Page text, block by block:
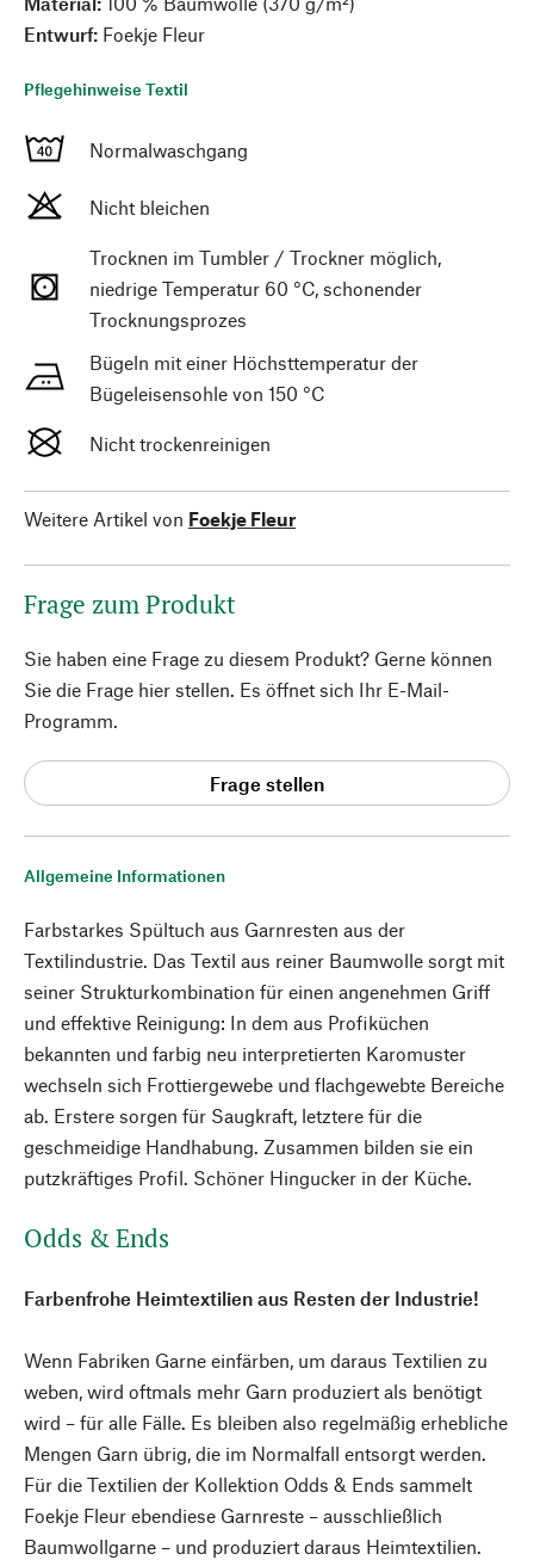
Allgemeine Informationen
Farbstarkes Spültuch aus Garnresten aus der
Textilindustrie. Das Textil aus reiner Baumwolle sorgt mit
seiner Strukturkombination für einen angenehmen Griff
und effektive Reinigung: In dem aus Profiküchen
bekannten und farbig neu interpretierten Karomuster
wechseln sich Frottiergewebe und flachgewebte Bereiche
ab. Erstere sorgen für Saugkraft, letztere für die
geschmeidige Handhabung. Zusammen bilden sie ein
putzkräftiges Profil. Schöner Hingucker in der Küche.
Odds & Ends
Farbenfrohe Heimtextilien aus Resten der Industrie!
Wenn Fabriken Garne einfärben, um daraus Textilien zu
weben, wird oftmals mehr Garn produziert als benötigt
wird – für alle Fälle. Es bleiben also regelmäßig erhebliche
Mengen Garn übrig, die im Normalfall entsorgt werden.
Für die Textilien der Kollektion Odds & Ends sammelt
Foekje Fleur ebendiese Garnreste – ausschließlich
Baumwollgarne – und produziert daraus Heimtextilien.
Entwurf: Foekje Fleur
Pflegehinweise Textil
Normalwaschgang
Nicht bleichen
Trocknen im Tumbler / Trockner möglich,
niedrige Temperatur 60 °C, schonender
Trocknungsprozes
Bügeln mit einer Höchsttemperatur der
Bügeleisensohle von 150 °C
Nicht trockenreinigen
Weitere Artikel von Foekje Fleur
Frage zum Produkt
Sie haben eine Frage zu diesem Produkt? Gerne können
Sie die Frage hier stellen. Es öffnet sich Ihr E-Mail-
Programm.
Frage stellen